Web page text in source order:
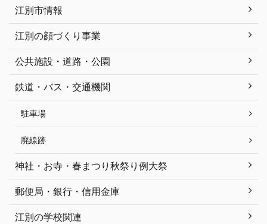
江別市情報
江別の顔づくり事業
公共施設・道路・公園
鉄道・バス・交通機関
駐車場
廃線跡
神社・お寺・春まつり秋祭り例大祭
郵便局・銀行・信用金庫
江別の学校関連